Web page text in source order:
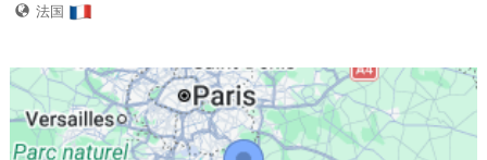
法国